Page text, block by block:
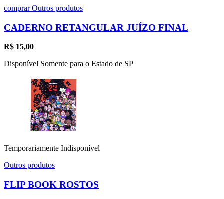
comprarOutros produtos
CADERNO RETANGULAR JUÍZO FINAL
R$ 15,00
Disponível Somente para o Estado de SP
Temporariamente Indisponível
Outros produtos
FLIP BOOK ROSTOS